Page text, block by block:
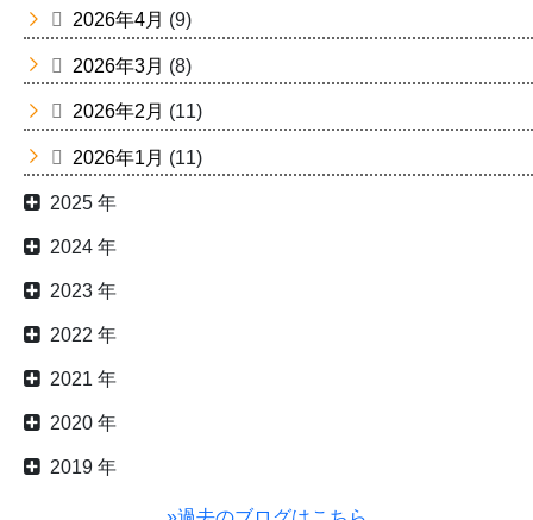
2026年4月 (9)
2026年3月 (8)
2026年2月 (11)
2026年1月 (11)
2025 年
2024 年
2023 年
2022 年
2021 年
2020 年
2019 年